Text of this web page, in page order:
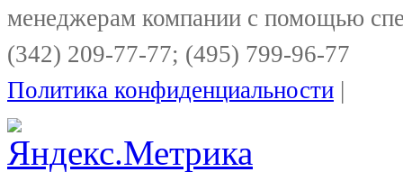
менеджерам компании с помощью
(342) 209-77-77; (495) 799-96-77
Политика конфиденциальности |